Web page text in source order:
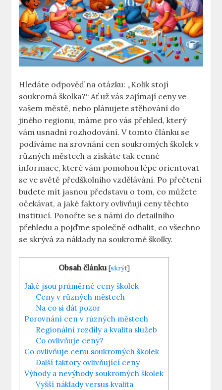
Hledáte odpověď na otázku: „Kolik stojí
soukromá školka?“ Ať už vás zajímají ceny ve
vašem městě, nebo plánujete stěhování do
jiného regionu, máme pro vás přehled, který
vám usnadní rozhodování. V tomto článku se
podíváme na srovnání cen soukromých školek v
různých městech a získáte tak cenné
informace, které vám pomohou lépe orientovat
se ve světě předškolního vzdělávání. Po přečtení
budete mít jasnou představu o tom, co můžete
očekávat, a jaké faktory ovlivňují ceny těchto
institucí. Ponořte se s námi do detailního
přehledu a pojďme společně odhalit, co všechno
se skrývá za náklady na soukromé školky.
Obsah článku [skrýt]
Jaké jsou průměrné ceny školek
Ceny v různých městech
Na co si dát pozor
Porovnání cen v různých městech
Regionální rozdíly a kvalita služeb
Co ovlivňuje ceny?
Co ovlivňuje cenu soukromých školek
Další faktory ovlivňující ceny
Výhody a nevýhody soukromých školek
Vyšší náklady versus kvalita